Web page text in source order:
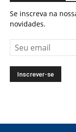
Se inscreva na
novidades.